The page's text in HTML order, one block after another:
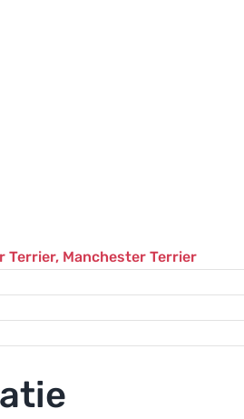
Terrier, Manchester Terrier